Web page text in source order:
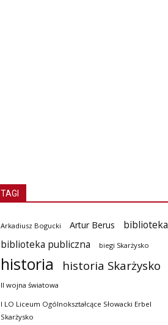
TAGI
Arkadiusz Bogucki Artur Berus
biblioteka
biblioteka publiczna
biegi Skarżysko
historia historia Skarżysko
II wojna światowa
I LO Liceum Ogólnokształcące Słowacki Erbel
Skarżysko